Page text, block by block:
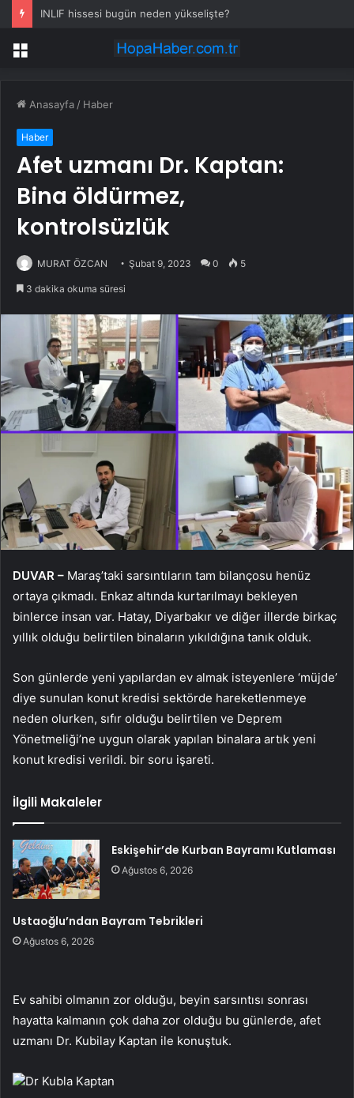
INLIF hissesi bugün neden yükselişte?
Menü
Anasayfa / Haber
Haber
Afet uzmanı Dr. Kaptan:
Bina öldürmez,
kontrolsüzlük
MURAT ÖZCAN Şubat 9, 2023 0 5
3 dakika okuma süresi
DUVAR – Maraş’taki sarsıntıların tam bilançosu henüz
ortaya çıkmadı. Enkaz altında kurtarılmayı bekleyen
binlerce insan var. Hatay, Diyarbakır ve diğer illerde birkaç
yıllık olduğu belirtilen binaların yıkıldığına tanık olduk.
Son günlerde yeni yapılardan ev almak isteyenlere ‘müjde’
diye sunulan konut kredisi sektörde hareketlenmeye
neden olurken, sıfır olduğu belirtilen ve Deprem
Yönetmeliği’ne uygun olarak yapılan binalara artık yeni
konut kredisi verildi. bir soru işareti.
İlgili Makaleler
Eskişehir’de Kurban Bayramı Kutlaması
Ağustos 6, 2026
Ustaoğlu’ndan Bayram Tebrikleri
Ağustos 6, 2026
Ev sahibi olmanın zor olduğu, beyin sarsıntısı sonrası
hayatta kalmanın çok daha zor olduğu bu günlerde, afet
uzmanı Dr. Kubilay Kaptan ile konuştuk.
Dr Kubla Kaptan